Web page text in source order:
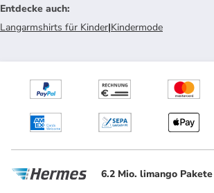
Entdecke auch:
Langarmshirts für Kinder|Kindermode
6.2 Mio. limango